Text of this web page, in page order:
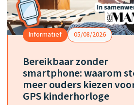
Informatief 05/08/2026
Bereikbaar zonder
smartphone: waarom
meer ouders kiezen
GPS kinderhorloge